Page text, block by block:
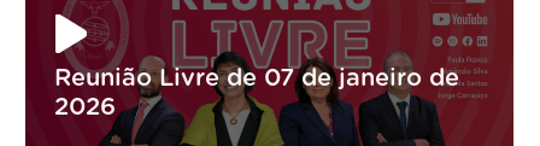
Reunião Livre de 07 de janeiro de
2026